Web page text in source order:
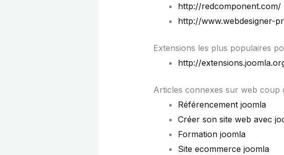
http://redcomponent.com/
http://www.webdesigner-
Extensions les plus populaires
http://
Articles connexes sur web coup
Référencement joomla
Créer son site web avec
Formation joomla
Site ecommerce joomla